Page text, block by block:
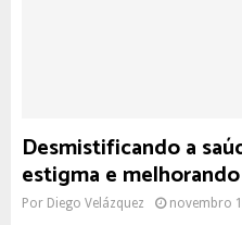
Desmistificando a
estigma e
Por Diego Velázquez novembro